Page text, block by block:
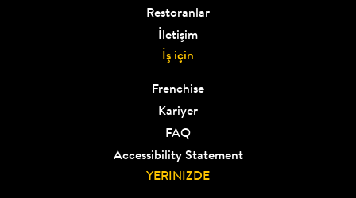
Restoranlar
İletişim
İş için
Frenchise
Kariyer
FAQ
Accessibility Statement
YERINIZDE